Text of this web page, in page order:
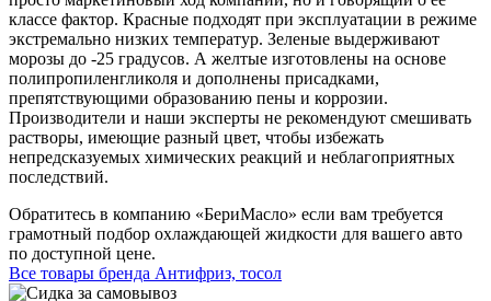
классе фактор. Красные подходят при эксплуатации в режиме
экстремально низких температур. Зеленые выдерживают
морозы до -25 градусов. А желтые изготовлены на основе
полипропиленгликоля и дополнены присадками,
препятствующими образованию пены и коррозии.
Производители и наши эксперты не рекомендуют смешивать
растворы, имеющие разный цвет, чтобы избежать
непредсказуемых химических реакций и неблагоприятных
последствий.
Обратитесь в компанию «БериМасло» если вам требуется
грамотный подбор охлаждающей жидкости для вашего авто
по доступной цене.
Все товары бренда Антифриз, тосол